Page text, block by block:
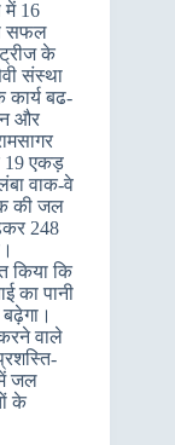
में 16
सफल
के
संस्‍था
कार्य बढ-
और
19 एकड़
वाक-वे
की जल
248
किया कि
का पानी
वाले
में जल
के